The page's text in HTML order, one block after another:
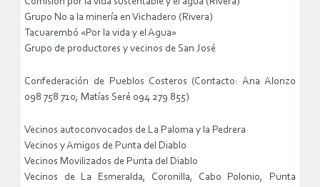
Grupo No a la minería en Vichadero (Rivera)
Tacuarembó «Por la vida y el Agua»
Grupo de productores y vecinos de San José
Confederación de Pueblos Costeros (Contacto: Ana Alonzo
098 758 710; Matías Seré 094 279 855)
Vecinos autoconvocados de La Paloma y la Pedrera
Vecinos y Amigos de Punta del Diablo
Vecinos Movilizados de Punta del Diablo
Vecinos de La Esmeralda, Coronilla, Cabo Polonio, Punta